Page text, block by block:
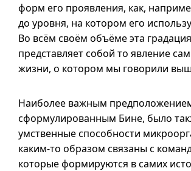
форм его проявления, как,
до уровня, на котором его
Во всём своём объёме эта градация
представляет собой то явление
жизни, о котором мы говорили
Наиболее важным
сформулированным Бине, было
умственные способности
каким-то образом связаны с
которые формируются в самих